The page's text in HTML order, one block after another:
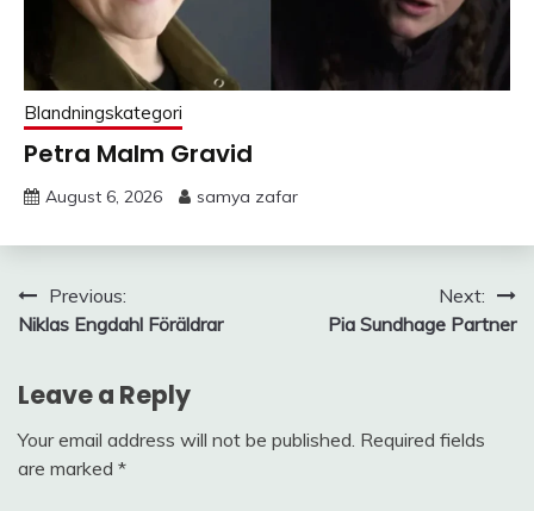
Blandningskategori
Petra Malm Gravid
August 6, 2026 samya zafar
Post
navigation
Previous:
Niklas Engdahl Föräldrar
Next:
Pia Sundhage Partner
Leave a Reply
Your email address will not be published. Required fields
are marked *